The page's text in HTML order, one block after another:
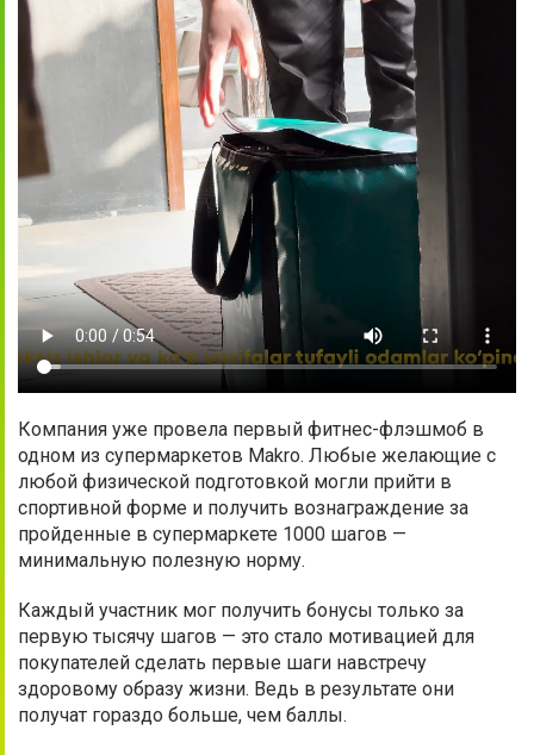
Компания уже провела первый фитнес-флэшмоб в
одном из супермаркетов Makro. Любые желающие с
любой физической подготовкой могли прийти в
спортивной форме и получить вознаграждение за
пройденные в супермаркете 1000 шагов —
минимальную полезную норму.
Каждый участник мог получить бонусы только за
первую тысячу шагов — это стало мотивацией для
покупателей сделать первые шаги навстречу
здоровому образу жизни. Ведь в результате они
получат гораздо больше, чем баллы.